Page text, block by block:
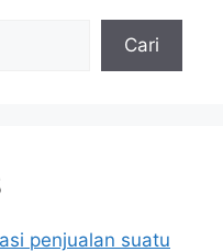
Cari
penjualan suatu